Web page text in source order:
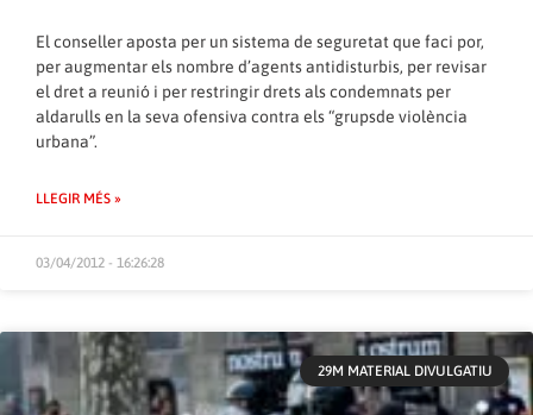
El conseller aposta per un sistema de seguretat que faci por,
per augmentar els nombre d’agents antidisturbis, per revisar
el dret a reunió i per restringir drets als condemnats per
aldarulls en la seva ofensiva contra els “grupsde violència
urbana”.
LLEGIR MÉS »
03/04/2012 - 16:26:28
29M MATERIAL DIVULGATIU